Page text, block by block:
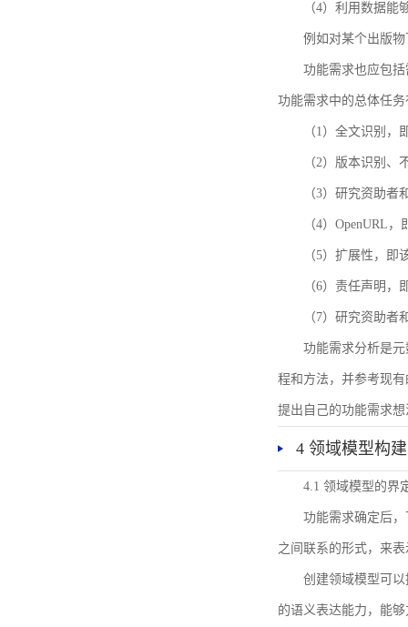
（4）利用数据能
例如对某个出版
功能需求也应包括
功能需求中的总体任
（1）全文识别
（2）版本识别、
（3）研究资助者
（4）OpenURL
（5）扩展性，
（6）责任声明，
（7）研究资助
功能需求分析是
程和方法，并参考现
提出自己的功能需求
4 领域模型构建
4.1 领域模型的界
功能需求确定后
之间联系的形式，来
创建领域模型可
的语义表达能力，能